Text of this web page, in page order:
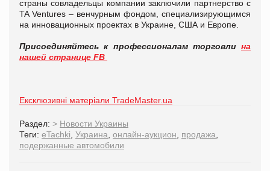
страны совладельцы компании заключили партнерство с
TA Ventures – венчурным фондом, специализирующимся
на инновационных проектах в Украине, США и Европе.
Присоединяйтесь к профессионалам торговли на
нашей странице FB
Ексклюзивні матеріали TradeMaster.ua
Раздел: > Новости Украины
Теги: eTachki Украина онлайн-аукцион продажа
подержанные автомобили